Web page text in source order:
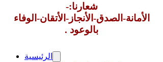
شعارنا:-
الأمانة-الصدق-الأنجاز-الأتقان-الوفاء
بالوعود .
الرئيسية